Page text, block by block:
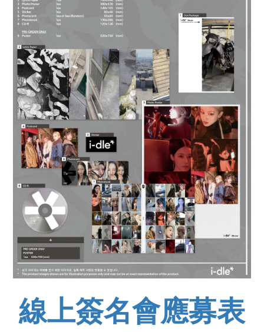
線上簽名會應募表